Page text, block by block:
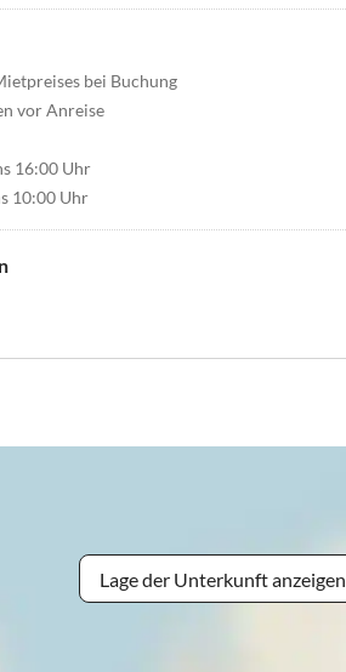
bei Buchung
vor Anreise
16:00 Uhr
10:00 Uhr
Lage der Unterkunft anzeigen